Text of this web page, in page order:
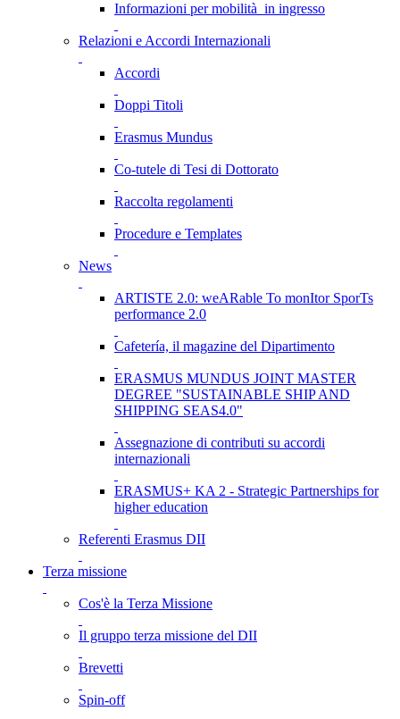
Informazioni per mobilità in ingresso
Relazioni e Accordi Internazionali
Accordi
Doppi Titoli
Erasmus Mundus
Co-tutele di Tesi di Dottorato
Raccolta regolamenti
Procedure e Templates
News
ARTISTE 2.0: weARable To monItor SporTs
performance 2.0
Cafetería, il magazine del Dipartimento
ERASMUS MUNDUS JOINT MASTER
DEGREE "SUSTAINABLE SHIP AND
SHIPPING SEAS4.0"
Assegnazione di contributi su accordi
internazionali
ERASMUS+ KA 2 - Strategic Partnerships for
higher education
Referenti Erasmus DII
Terza missione
Cos'è la Terza Missione
Il gruppo terza missione del DII
Brevetti
Spin-off